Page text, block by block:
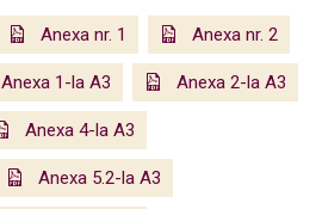
Anexa nr. 1 Anexa nr. 2
Anexa 1-la A3 Anexa 2-la A3
Anexa 4-la A3
Anexa 5.2-la A3